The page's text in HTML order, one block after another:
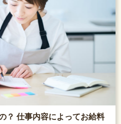
？ 仕事内容によってお給料